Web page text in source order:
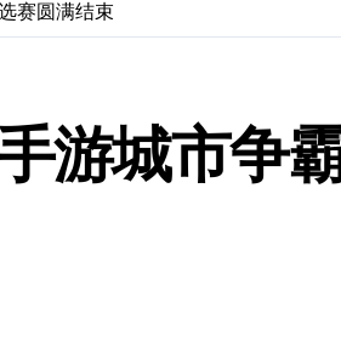
赛圆满结束
游城市争